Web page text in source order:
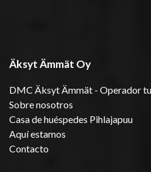
Äksyt Ämmät Oy
DMC Äksyt Ämmät - Operador
Sobre nosotros
Casa de huéspedes Pihlajapuu
Aquí estamos
Contacto